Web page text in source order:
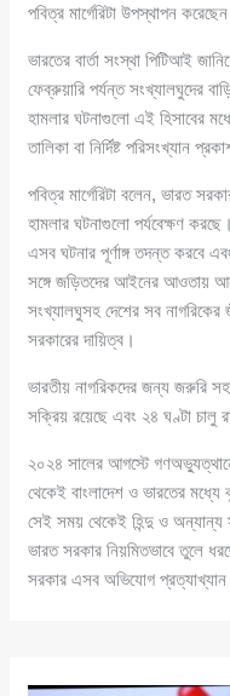
পবিত্র মার্গেরিটা উপস্থাপন
ভারতের বার্তা সংস্থা পিটিআই
ফেব্রুয়ারি পর্যন্ত সংখ্যালঘুদের
হামলার ঘটনাগুলো এই হিসাবের
তালিকা বা নির্দিষ্ট পরিসংখ্যান
পবিত্র মার্গেরিটা বলেন, ভারত
হামলার ঘটনাগুলো পর্যবেক্ষণ
এসব ঘটনার পূর্ণাঙ্গ তদন্ত করবে
সঙ্গে জড়িতদের আইনের আওতায়
সংখ্যালঘুসহ দেশের সব নাগরিকের
সরকারের দায়িত্ব।
ভারতীয় নাগরিকদের জন্য জরুরি
সক্রিয় রয়েছে এবং ২৪ ঘণ্টা চালু
২০২৪ সালের আগস্টে
থেকেই বাংলাদেশ ও ভারতের মধ্যে
সেই সময় থেকেই হিন্দু ও অন্যান্য
ভারত সরকার নিয়মিতভাবে তুলে
সরকার এসব অভিযোগ প্রত্যাখ্যান